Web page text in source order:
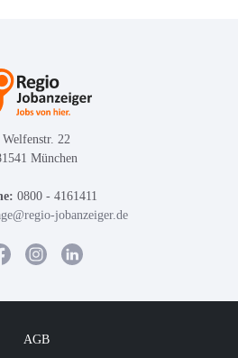
Welfenstr. 22
München
0800 - 4161411
jobanzeiger.de
AGB